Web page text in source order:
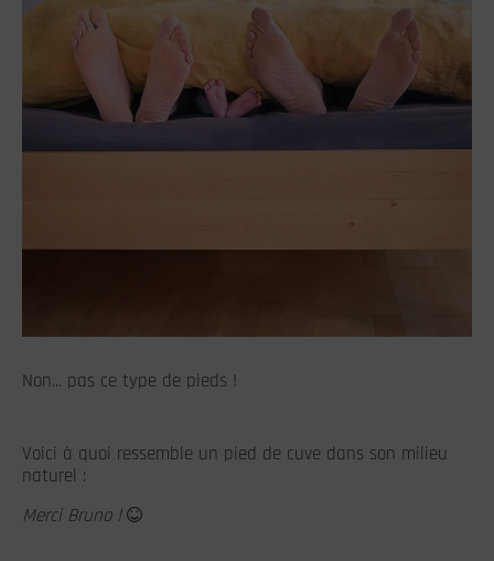
Non... pas ce type de pieds !
Voici à quoi ressemble un pied de cuve dans son milieu
naturel :
Merci Bruno !